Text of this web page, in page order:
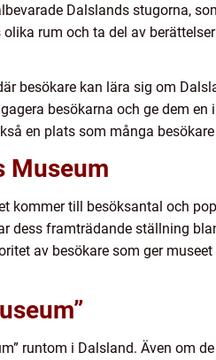
Dalslands stugorna,
rum och ta del av
besökare kan lära sig om
besökarna och ge dem
en plats som många
Museum
till besöksantal och
dess framträdande ställning
av besökare som ger
runtom i Dalsland. Även om